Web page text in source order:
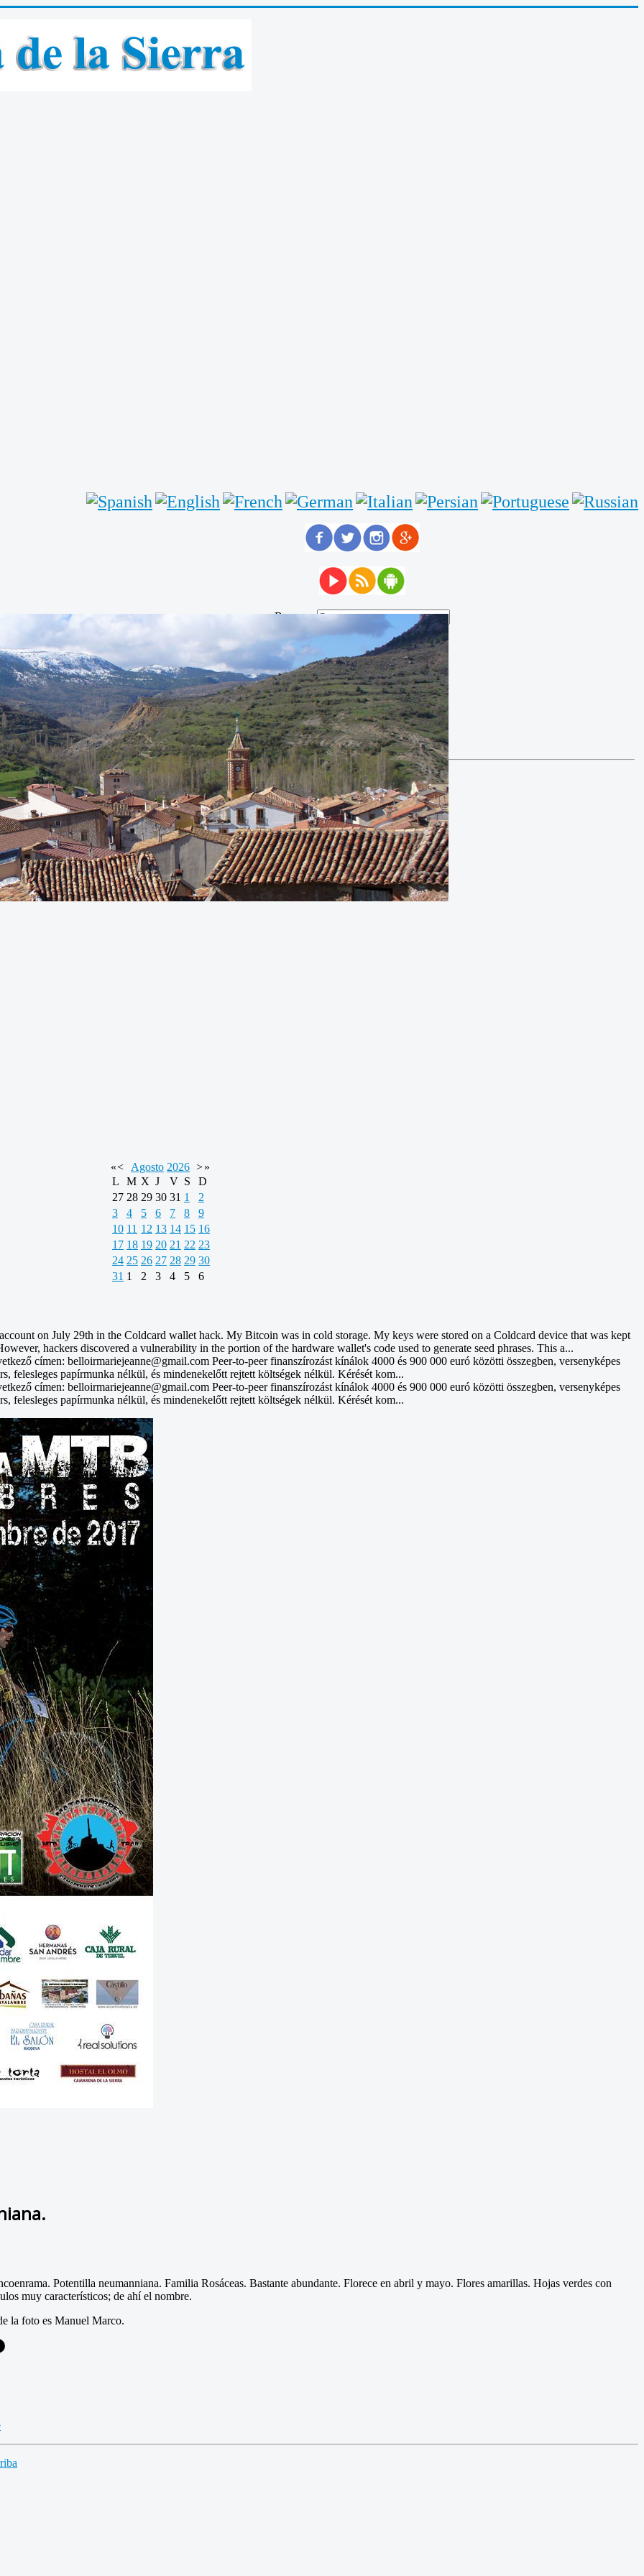
Buscar...
«< Agosto 2026 >»
L
M X J V S
D
27 28 29 30 31 1
2
3
4 5 6 7 8
9
10 11 12 13 14 15 16
17 18 19 20 21 22 23
24 25 26 27 28 29 30
31 1 2 3 4 5 6
on July 29th in the Coldcard wallet hack. My Bitcoin was in cold storage. My keys were stored on a Coldcard device that was kept
hackers discovered a vulnerability in the portion of the hardware wallet's code used to generate seed phrases. This a...
címen: belloirmariejeanne@gmail.com Peer-to-peer finanszírozást kínálok 4000 és 900 000 euró közötti összegben, versenyképes
felesleges papírmunka nélkül, és mindenekelőtt rejtett költségek nélkül. Kérését kom...
címen: belloirmariejeanne@gmail.com Peer-to-peer finanszírozást kínálok 4000 és 900 000 euró közötti összegben, versenyképes
felesleges papírmunka nélkül, és mindenekelőtt rejtett költségek nélkül. Kérését kom...
Potentilla neumanniana. Familia Rosáceas. Bastante abundante. Florece en abril y mayo. Flores amarillas. Hojas verdes con
muy característicos; de ahí el nombre.
la foto es Manuel Marco.